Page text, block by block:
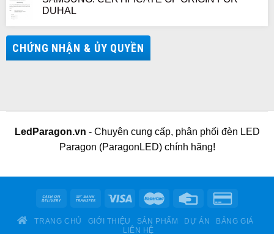
DUHAL
CHỨNG NHẬN & ỦY QUYỀN
LedParagon.vn - Chuyên cung cấp, phân phối đèn LED
Paragon (ParagonLED) chính hãng!
TRANG CHỦ GIỚI THIỆU SẢN PHẨM DỰ ÁN
BẢNG GIÁ
LIÊN HỆ